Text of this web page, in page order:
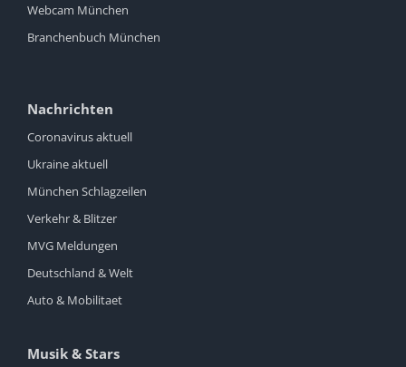
Webcam München
Branchenbuch München
Nachrichten
Coronavirus aktuell
Ukraine aktuell
München Schlagzeilen
Verkehr & Blitzer
MVG Meldungen
Deutschland & Welt
Auto & Mobilitaet
Musik & Stars